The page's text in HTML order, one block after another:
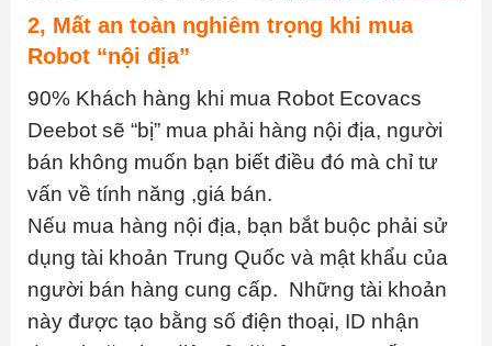
2, Mất an toàn nghiêm trọng khi mua
Robot “nội địa”
90% Khách hàng khi mua Robot Ecovacs
Deebot sẽ “bị” mua phải hàng nội địa, người
bán không muốn bạn biết điều đó mà chỉ tư
vấn về tính năng ,giá bán.
Nếu mua hàng nội địa, bạn bắt buộc phải sử
dụng tài khoản Trung Quốc và mật khẩu của
người bán hàng cung cấp. Những tài khoản
này được tạo bằng số điện thoại, ID nhận